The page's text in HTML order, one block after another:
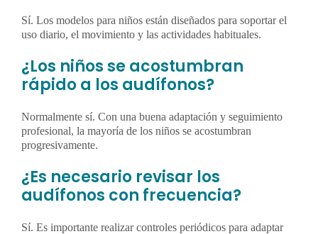
Sí. Los modelos para niños están diseñados para soportar el
uso diario, el movimiento y las actividades habituales.
¿Los niños se acostumbran
rápido a los audífonos?
Normalmente sí. Con una buena adaptación y seguimiento
profesional, la mayoría de los niños se acostumbran
progresivamente.
¿Es necesario revisar los
audífonos con frecuencia?
Sí. Es importante realizar controles periódicos para adaptar